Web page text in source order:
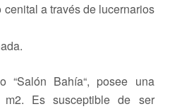
a través de lucernarios
“Salón Bahía“, posee una
Es susceptible de ser